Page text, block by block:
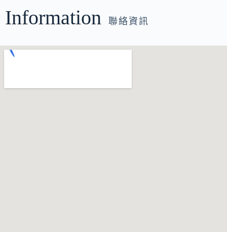
Information 聯絡資訊